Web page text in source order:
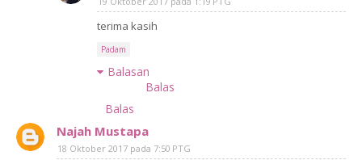
terima kasih
Padam
Balasan
Balas
Balas
Najah Mustapa
18 Oktober 2017 pada 7:50 PTG